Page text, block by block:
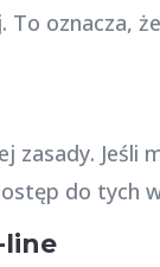
To oznacza,
Jeśli
do tych
line